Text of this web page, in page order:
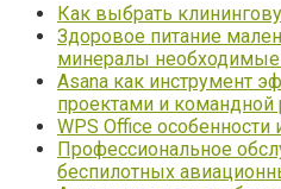
Как выбрать
Здоровое питание
минералы необходимые
Asana как инструмент
проектами и командной
WPS Office
Профессиональное
беспилотных